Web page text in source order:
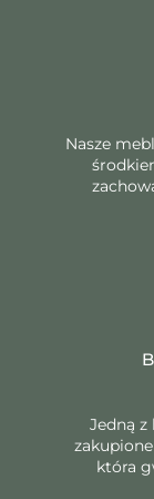
Nasze
Jedną
która